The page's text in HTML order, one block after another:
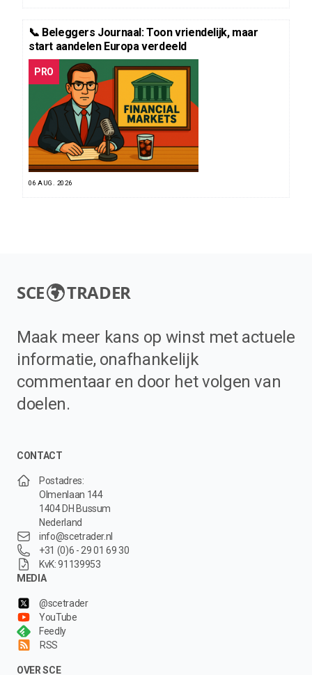
📞 Beleggers Journaal: Toon vriendelijk, maar
start aandelen Europa verdeeld
PRO
06 AUG. 2026
SCE TRADER
Maak meer kans op winst met actuele
informatie, onafhankelijk
commentaar en door het volgen van
doelen.
CONTACT
Postadres:
Olmenlaan 144
1404 DH Bussum
Nederland
info@scetrader.nl
+31 (0)6 - 29 01 69 30
KvK: 91139953
MEDIA
@scetrader
YouTube
Feedly
RSS
OVER SCE